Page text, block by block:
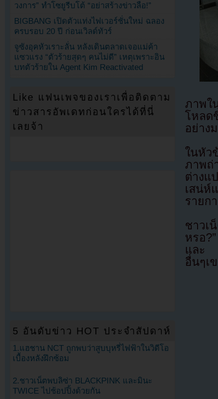
ภาพใ
โหลด
อย่าง
ในหัว
ภาพถ่
ต่างแ
เสน่ห์
รายก
ชาวเ
หรอ
และ
อื่นๆเ
วงการ” ทำโซยูรีบโต้ “อย่าสร้างข่าวลือ!”
BIGBANG เปิดตัวแท่งไฟเวอร์ชั่นใหม่ ฉลอง
ครบรอบ 20 ปี ก่อนเวิลด์ทัวร์
จูซังอุคหัวเราะลั่น หลังเดินตลาดเจอแม่ค้า
แซวแรง “ตัวร้ายสุดๆ คนไม่ดี” เหตุเพราะอิน
บทตัวร้ายใน Agent Kim Reactivated
Like แฟนเพจของเราเพื่อติดตาม
ข่าวสารอัพเดทก่อนใครได้ที่นี่
เลยจ้า
5 อันดับข่าว HOT ประจำสัปดาห์
1.แฮชาน NCT ถูกพบว่าสูบบุหรี่ไฟฟ้าในวิดีโอ
เบื้องหลังฝึกซ้อม
2.ชาวเน็ตพบลิซ่า BLACKPINK และมินะ
TWICE ไปช้อปปิ้งด้วยกัน